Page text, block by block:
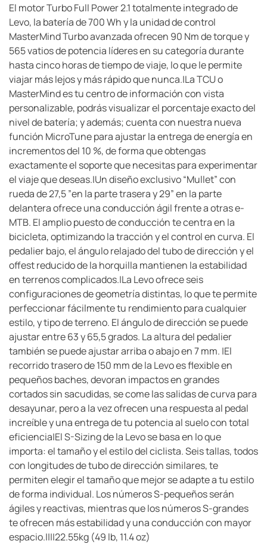
El motor Turbo Full Power 2.1 totalmente integrado de
Levo, la batería de 700 Wh y la unidad de control
MasterMind Turbo avanzada ofrecen 90 Nm de torque y
565 vatios de potencia líderes en su categoría durante
hasta cinco horas de tiempo de viaje, lo que le permite
viajar más lejos y más rápido que nunca.|La TCU o
MasterMind es tu centro de información con vista
personalizable, podrás visualizar el porcentaje exacto del
nivel de batería; y además; cuenta con nuestra nueva
función MicroTune para ajustar la entrega de energía en
incrementos del 10 %, de forma que obtengas
exactamente el soporte que necesitas para experimentar
el viaje que deseas.|Un diseño exclusivo “Mullet” con
rueda de 27,5 ”en la parte trasera y 29” en la parte
delantera ofrece una conducción ágil frente a otras e-
MTB. El amplio puesto de conducción te centra en la
bicicleta, optimizando la tracción y el control en curva. El
pedalier bajo, el ángulo relajado del tubo de dirección y el
offest reducido de la horquilla mantienen la estabilidad
en terrenos complicados.|La Levo ofrece seis
configuraciones de geometría distintas, lo que te permite
perfeccionar fácilmente tu rendimiento para cualquier
estilo, y tipo de terreno. El ángulo de dirección se puede
ajustar entre 63 y 65,5 grados. La altura del pedalier
también se puede ajustar arriba o abajo en 7 mm. |El
recorrido trasero de 150 mm de la Levo es flexible en
pequeños baches, devoran impactos en grandes
cortados sin sacudidas, se come las salidas de curva para
desayunar, pero a la vez ofrecen una respuesta al pedal
increíble y una entrega de tu potencia al suelo con total
eficiencia|El S-Sizing de la Levo se basa en lo que
importa: el tamaño y el estilo del ciclista. Seis tallas, todos
con longitudes de tubo de dirección similares, te
permiten elegir el tamaño que mejor se adapte a tu estilo
de forma individual. Los números S-pequeños serán
ágiles y reactivas, mientras que los números S-grandes
te ofrecen más estabilidad y una conducción con mayor
espacio.||||22.55kg (49 lb, 11.4 oz)